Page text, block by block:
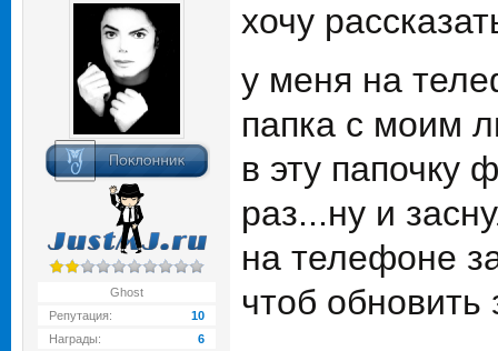
Ghost
Репутация:
10
Награды:
6
хочу
у меня на
папка с моим
в эту папочку
раз...ну и
на телефоне
чтоб обновить